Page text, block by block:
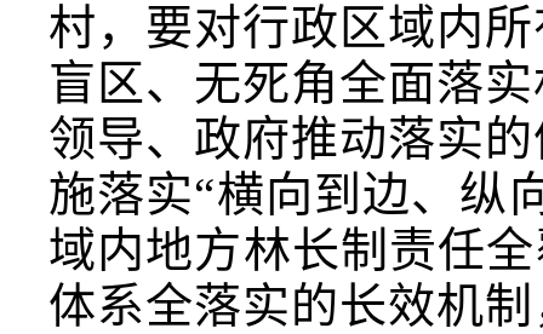
村，要对行政区域内
盲区、无死角全面落
领导、政府推动落实
施落实“横向到边、纵
域内地方林长制责任
体系全落实的长效机